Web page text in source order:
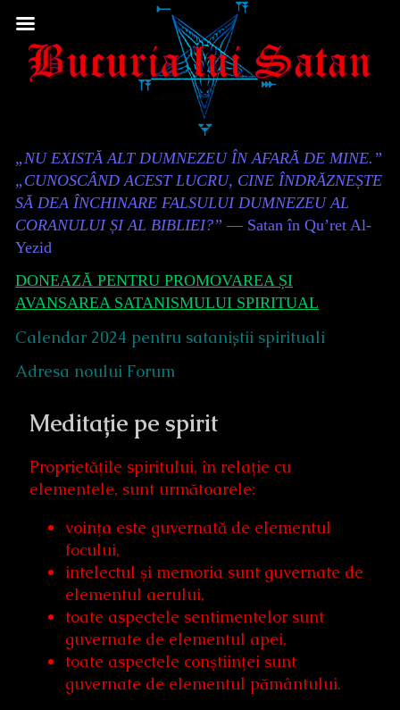
to
Content
Header
„NU EXISTĂ ALT DUMNEZEU ÎN AFARĂ DE MINE.”
„CUNOSCÂND ACEST LUCRU, CINE ÎNDRĂZNEȘTE
SĂ DEA ÎNCHINARE FALSULUI DUMNEZEU AL
CORANULUI ȘI AL BIBLIEI?” — Satan în Qu’ret Al-
Yezid
DONEAZĂ PENTRU PROMOVAREA ȘI
AVANSAREA SATANISMULUI SPIRITUAL
Calendar 2024 pentru sataniștii spirituali
Adresa noului Forum
Meditație pe spirit
Proprietăţile spiritului, în relaţie cu
elementele, sunt următoarele:
voinţa este guvernată de elementul
focului,
intelectul şi memoria sunt guvernate de
elementul aerului,
toate aspectele sentimentelor sunt
guvernate de elementul apei,
toate aspectele conştiinţei sunt
guvernate de elementul pământului.